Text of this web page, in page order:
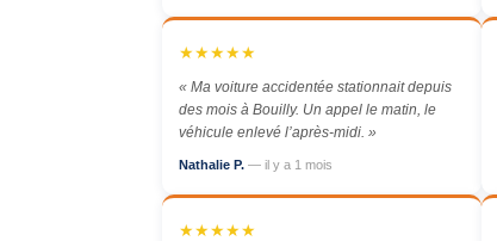
★★★★★
« Ma voiture accidentée stationnait depuis
des mois à Bouilly. Un appel le matin, le
véhicule enlevé l’après-midi. »
Nathalie P. — il y a 1 mois
★★★★★